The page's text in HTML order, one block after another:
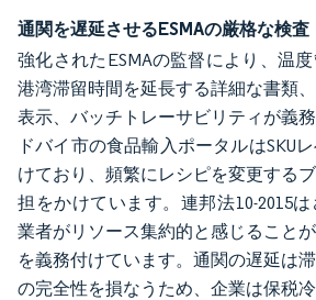
通関を遅延させるESMAの厳格な検査
強化されたESMAの監督により、温
港湾滞留時間を延長する詳細な書類
表示、バッチトレーサビリティが義
ドバイ市の食品輸入ポータルはSKU
けており、頻繁にレシピを変更する
担をかけています。連邦法10-2015
業者がリソース集約的と感じること
を義務付けています。通関の遅延は
の完全性を損なうため、企業は保税